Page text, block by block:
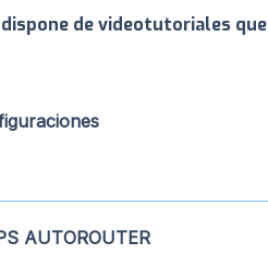
de videotutoriales
AUTOROUTER